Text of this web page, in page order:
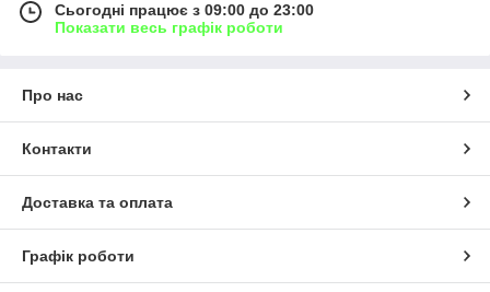
Сьогодні працює з 09:00 до 23:00
Показати весь графік роботи
Про нас
Контакти
Доставка та оплата
Графік роботи